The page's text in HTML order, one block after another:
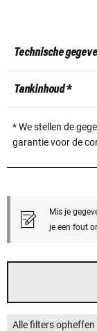
Technische
Tankinhoud *
* We stellen de
garantie voor de
Mis je
je een fout
Alle filters opheffen